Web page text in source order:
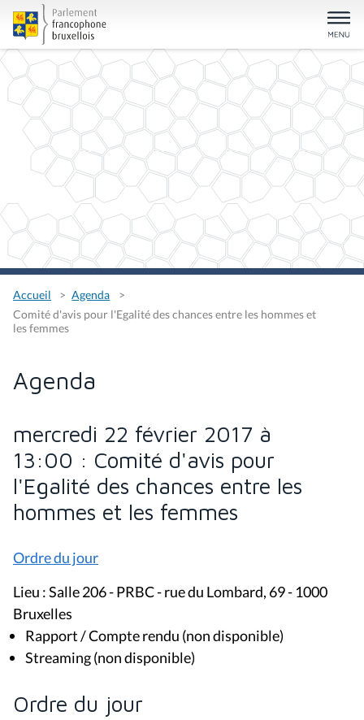
Accueil
Agenda
Comité d'avis pour l'Egalité des chances entre les hommes et
les femmes
Agenda
mercredi 22 février 2017 à
13:00 : Comité d'avis pour
l'Egalité des chances entre les
hommes et les femmes
Ordre du jour
Lieu : Salle 206 - PRBC - rue du Lombard, 69 - 1000
Bruxelles
Rapport / Compte rendu (non disponible)
Streaming (non disponible)
Ordre du jour